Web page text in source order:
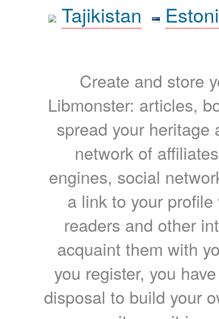
Tajikistan
Create and store
Libmonster: articles,
spread your heritage
network of
engines, social
a link to your
readers and other
acquaint them with
you register, you
disposal to build your